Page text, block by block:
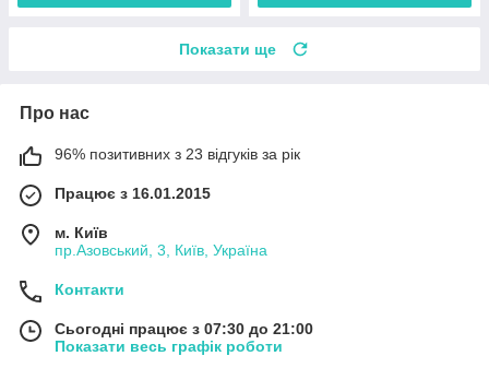
Показати ще
Про нас
96% позитивних з 23 відгуків за рік
Працює з 16.01.2015
м. Київ
пр.Азовський, 3, Київ, Україна
Контакти
Сьогодні працює з 07:30 до 21:00
Показати весь графік роботи